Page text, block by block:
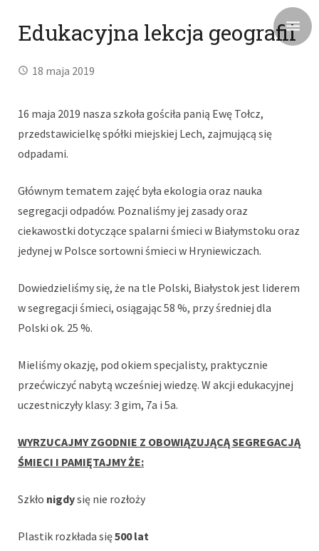
Edukacyjna lekcja geografii
18 maja 2019
16 maja 2019 nasza szkoła gościła panią Ewę Tołcz,
przedstawicielkę spółki miejskiej Lech, zajmującą się
odpadami.
Głównym tematem zajęć była ekologia oraz nauka
segregacji odpadów. Poznaliśmy jej zasady oraz
ciekawostki dotyczące spalarni śmieci w Białymstoku oraz
jedynej w Polsce sortowni śmieci w Hryniewiczach.
Dowiedzieliśmy się, że na tle Polski, Białystok jest liderem
w segregacji śmieci, osiągając 58 %, przy średniej dla
Polski ok. 25 %.
Mieliśmy okazję, pod okiem specjalisty, praktycznie
przećwiczyć nabytą wcześniej wiedzę. W akcji edukacyjnej
uczestniczyły klasy: 3 gim, 7a i 5a.
WYRZUCAJMY ZGODNIE Z OBOWIĄZUJĄCĄ SEGREGACJĄ
ŚMIECI I PAMIĘTAJMY ŻE:
Szkło nigdysię nie rozłoży
Plastik rozkłada się500 lat